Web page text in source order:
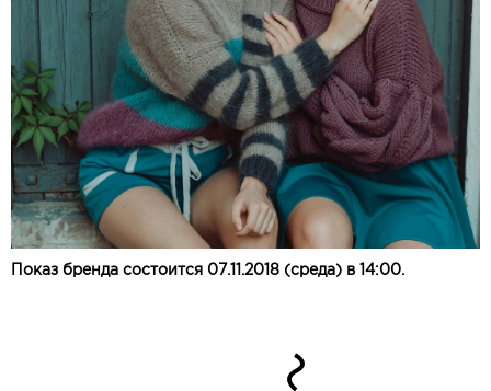
Показ бренда состоится 07.11.2018 (среда) в 14:00.